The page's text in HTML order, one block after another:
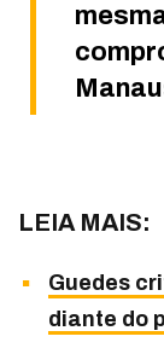
LEIA MAIS:
Guedes
diante do